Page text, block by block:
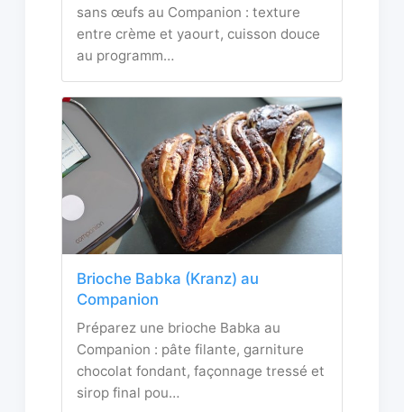
sans œufs au Companion : texture
entre crème et yaourt, cuisson douce
au programm…
Brioche Babka (Kranz) au
Companion
Préparez une brioche Babka au
Companion : pâte filante, garniture
chocolat fondant, façonnage tressé et
sirop final pou…